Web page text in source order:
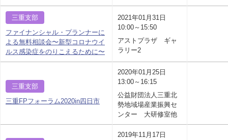
三重支部
ファイナンシャル・プランナーに
よる無料相談会〜新型コロナウイ
ルス感染症をのりこえるために〜
2021年01月31日
10:00～15:50
アストプラザ ギャ
ラリー2
三重支部
三重FPフォーラム2020in四日市
2020年01月25日
13:00～16:15
公益財団法人三重北
勢地域場産業振興セ
ンター 大研修室他
2019年11月17日